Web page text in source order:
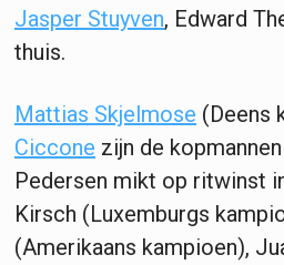
Jasper Stuyven, Edward
thuis.
Mattias Skjelmose (Deens
Ciccone zijn de
Pedersen mikt op ritwinst
Kirsch (Luxemburgs
(Amerikaans kampioen),